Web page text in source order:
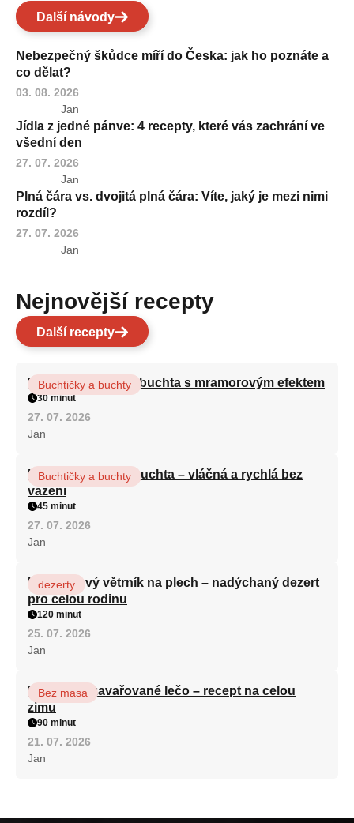
Další návody
Nebezpečný škůdce míří do Česka: jak ho poznáte a
co dělat?
03. 08. 2026
Jan
Jídla z jedné pánve: 4 recepty, které vás zachrání ve
všední den
27. 07. 2026
Jan
Plná čára vs. dvojitá plná čára: Víte, jaký je mezi nimi
rozdíl?
27. 07. 2026
Jan
Nejnovější recepty
Další recepty
Vláčná olejová litá buchta s mramorovým efektem
Buchtičky a buchty
30 minut
27. 07. 2026
Jan
Hrnková maková buchta – vláčná a rychlá bez
vážení
Buchtičky a buchty
45 minut
27. 07. 2026
Jan
Karamelový větrník na plech – nadýchaný dezert
pro celou rodinu
dezerty
120 minut
25. 07. 2026
Jan
Babiččino zavařované lečo – recept na celou
zimu
Bez masa
90 minut
21. 07. 2026
Jan